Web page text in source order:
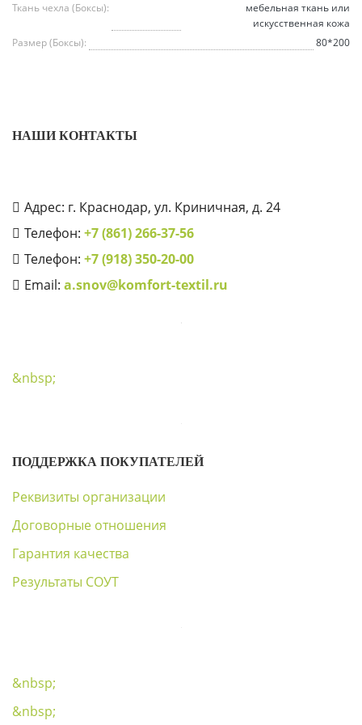
Ткань чехла (Боксы):
мебельная ткань или
искусственная кожа
Размер (Боксы):
80*200
НАШИ КОНТАКТЫ
Адрес: г. Краснодар, ул. Криничная, д. 24
Телефон: +7 (861) 266-37-56
Телефон: +7 (918) 350-20-00
Email: a.snov@komfort-textil.ru
&nbsp;
ПОДДЕРЖКА ПОКУПАТЕЛЕЙ
Реквизиты организации
Договорные отношения
Гарантия качества
Результаты СОУТ
&nbsp;
&nbsp;